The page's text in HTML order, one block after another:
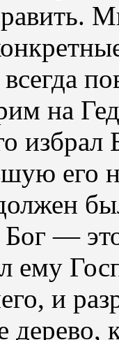
на
его
—
ему
и
дерево,